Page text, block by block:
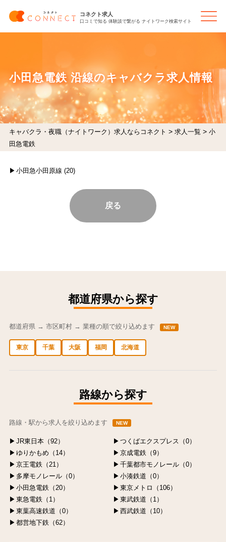
コネクト求人
口コミで知る 体験談で繋がる ナイトワーク検索サイト
小田急電鉄 沿線のキャバクラ求人情報
キャバクラ・夜職（ナイトワーク）求人ならコネクト > 求人一覧 > 小
田急電鉄
小田急小田原線 (20)
戻る
都道府県から探す
都道府県 → 市区町村 → 業種の順で絞り込めます NEW
東京 千葉 大阪 福岡 北海道
路線から探す
路線・駅から求人を絞り込めます NEW
JR東日本（92）
つくばエクスプレス（0）
ゆりかもめ（14）
京成電鉄（9）
京王電鉄（21）
千葉都市モノレール（0）
多摩モノレール（0）
小湊鉄道（0）
小田急電鉄（20）
東京メトロ（106）
東急電鉄（1）
東武鉄道（1）
東葉高速鉄道（0）
西武鉄道（10）
都営地下鉄（62）